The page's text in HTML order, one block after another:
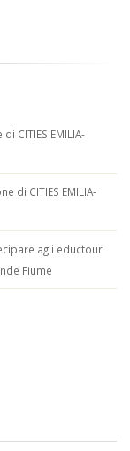
CITIES EMILIA-
di CITIES EMILIA-
agli eductour
Fiume